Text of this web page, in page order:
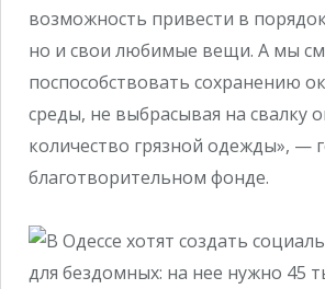
возможность привести в
но и свои любимые вещи. А мы
поспособствовать сохранению
среды, не выбрасывая на свалку
количество грязной одежды», —
благотворительном фонде.